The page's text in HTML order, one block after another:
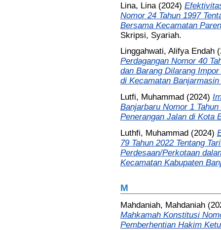
Lina, Lina(2024)
Nomor 24 Tahun 1997
Bersama Kecamatan
Skripsi, Syariah.
Linggahwati, Alifya Endah
Perdagangan Nomor 40
dan Barang Dilarang
di Kecamatan Banjarmasin
Lutfi, Muhammad (2024)
Banjarbaru Nomor 1
Penerangan Jalan di Kota
Luthfi, Muhammad(2024)
79 Tahun 2022 Tentang
Perdesaan/Perkotaan
Kecamatan Kabupaten
M
Mahdaniah, Mahdaniah
Mahkamah Konstitusi
Pemberhentian Hakim